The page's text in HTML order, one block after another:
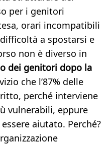
per i genitori
orari incompatibili
a spostarsi e
non è diverso in
dei genitori dopo la
che l’87% delle
perché interviene
vulnerabili, eppure
aiutato. Perché?